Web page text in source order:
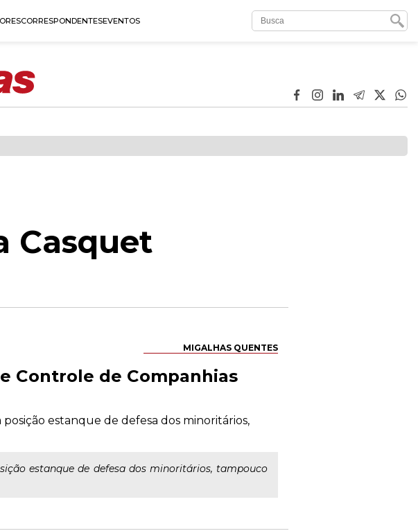
CORRESPONDENTESEVENTOS
Casquet
MIGALHAS QUENTES
Controle de Companhias
estanque de defesa dos minoritários,
estanque de defesa dos minoritários, tampouco